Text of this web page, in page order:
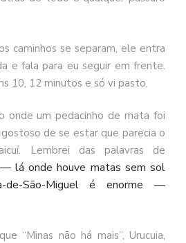
caminhos se separam, ele entra
e fala para eu seguir em frente.
10, 12 minutos e só vi pasto.
onde um pedacinho de mata foi
de se estar que parecia o
Lembrei das palavras de
— lá onde houve matas sem sol
de-São-Migueléenorme—
“Minas não há mais”, Urucuia,